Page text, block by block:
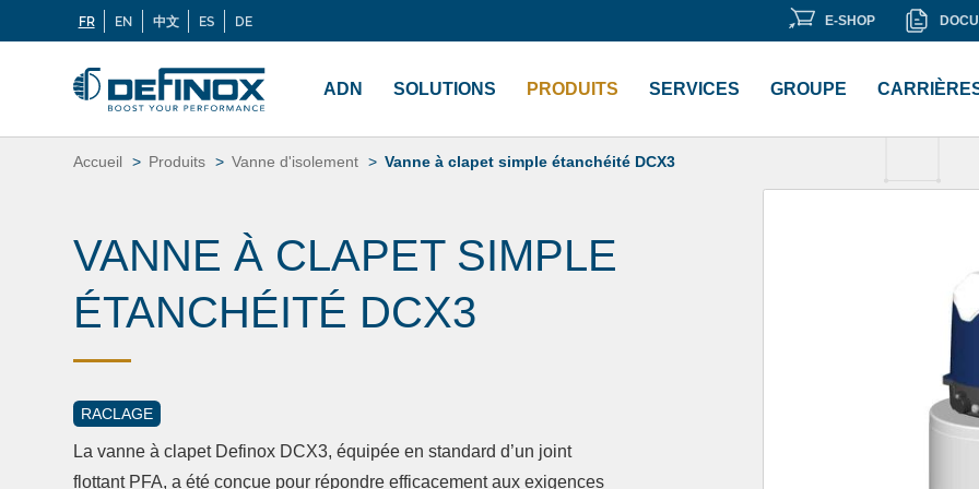
Langues
FR EN 中文 ES DE E-SHOP
E-
Aller
au
contenu
principal
ADN SOLUTIONS PRODUITS SERVICES GROUPE
Si vous recherchez une documentation, cliquez sur «Bibliothèque de documents« .
Accueil Produits Vanne d'isolement Vanne à clapet simple étanchéité DCX3
VANNE À CLAPET SIMPLE
ÉTANCHÉITÉ DCX3
RACLAGE
La vanne à clapet Definox DCX3, équipée en standard d’un joint
flottant PFA, a été conçue pour répondre efficacement aux exigences